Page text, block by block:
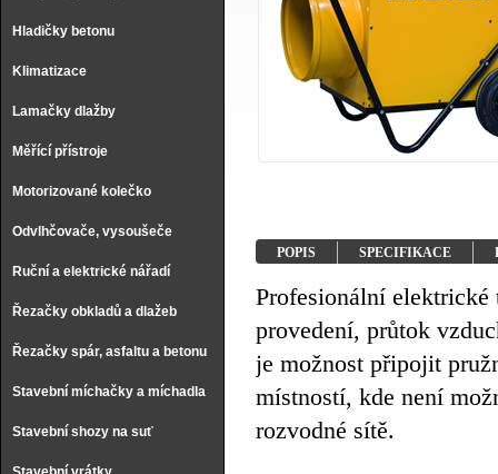
Hladičky betonu
Klimatizace
Lamačky dlažby
Měřící přístroje
Motorizované kolečko
Odvlhčovače, vysoušeče
Ruční a elektrické nářadí
Řezačky obkladů a dlažeb
Řezačky spár, asfaltu a betonu
Stavební míchačky a míchadla
Stavební shozy na suť
POPIS SPECIFIKACE
Profesionální
provedení, průtok
je možnost připojit
místností, kde není
rozvodné sítě.